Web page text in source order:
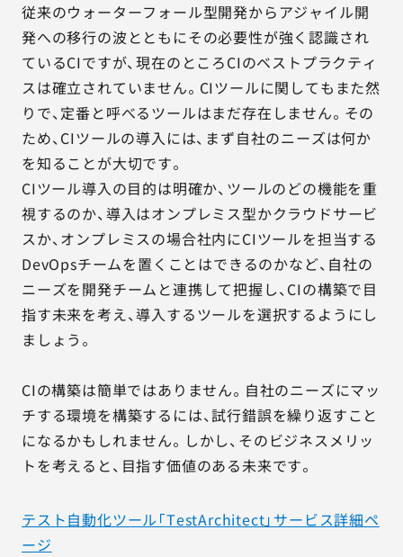
従来のウォーターフォール型開発からアジャイル開
発への移行の波とともにその必要性が強く認識され
ているCIですが、現在のところCIのベストプラクティ
スは確立されていません。CIツールに関してもまた然
りで、定番と呼べるツールはまだ存在しません。その
ため、CIツールの導入には、まず自社のニーズは何か
を知ることが大切です。
CIツール導入の目的は明確か、ツールのどの機能を重
視するのか、導入はオンプレミス型かクラウドサービ
スか、オンプレミスの場合社内にCIツールを担当する
DevOpsチームを置くことはできるのかなど、自社の
ニーズを開発チームと連携して把握し、CIの構築で目
指す未来を考え、導入するツールを選択するようにし
ましょう。
CIの構築は簡単ではありません。自社のニーズにマッ
チする環境を構築するには、試行錯誤を繰り返すこと
になるかもしれません。しかし、そのビジネスメリッ
トを考えると、目指す価値のある未来です。
テスト自動化ツール「TestArchitect」サービス詳細ペ
ージ